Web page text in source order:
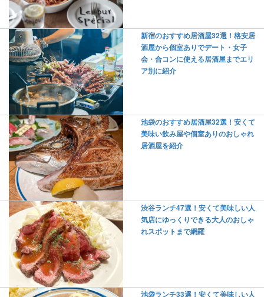
新宿のおすすめ居酒屋32選！格安居
酒屋から個室ありでデート・女子
会・合コンに使える居酒屋までエリ
ア別に紹介
池袋のおすすめ居酒屋32選！安くて
美味い飲み屋や個室ありのおしゃれ
居酒屋を紹介
渋谷ランチ47選！安くて美味しい人
気店にゆっくりできる大人のおしゃ
れスポットまで網羅
池袋ランチ33選！安くて美味しい人